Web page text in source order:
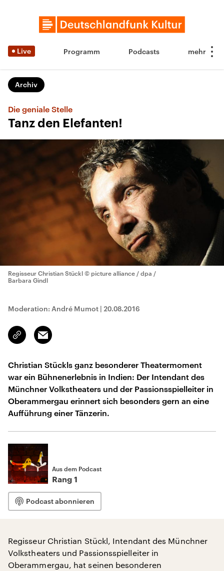
Live Programm Podcasts
Archiv
Die geniale Stelle
Tanz den Elefanten!
Regisseur Christian Stückl © picture alliance / dpa /
Barbara Gindl
Moderation: André Mumot | 20.08.2016
Link
kopieren/teilen
Email
Christian Stückls ganz besonderer Theatermoment
war ein Bühnenerlebnis in Indien: Der Intendant des
Münchner Volkstheaters und der Passionsspielleiter in
Oberammergau erinnert sich besonders gern an eine
Aufführung einer Tänzerin.
Aus dem Podcast
Rang 1
Podcast abonnieren
Regisseur Christian Stückl, Intendant des Münchner
Volkstheaters und Passionsspielleiter in
Oberammergau, hat seinen besonderen